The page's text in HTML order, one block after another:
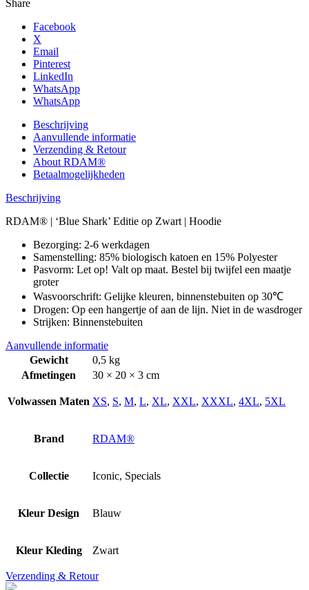
Share
Facebook
X
Email
Pinterest
LinkedIn
WhatsApp
WhatsApp
Beschrijving
Aanvullende informatie
Verzending & Retour
About RDAM®
Betaalmogelijkheden
Beschrijving
RDAM® | ‘Blue Shark’ Editie op Zwart | Hoodie
Bezorging: 2-6 werkdagen
Samenstelling: 85% biologisch katoen en 15% Polyester
Pasvorm: Let op! Valt op maat. Bestel bij twijfel een maatje
groter
Wasvoorschrift: Gelijke kleuren, binnenstebuiten op 30℃
Drogen: Op een hangertje of aan de lijn. Niet in de wasdroger
Strijken: Binnenstebuiten
Aanvullende informatie
Gewicht
0,5 kg
Afmetingen
30 × 20 × 3 cm
Volwassen Maten XS, S, M, L, XL, XXL, XXXL, 4XL, 5XL
Brand RDAM®
Collectie Iconic, Specials
Kleur Design Blauw
Kleur Kleding Zwart
Verzending & Retour